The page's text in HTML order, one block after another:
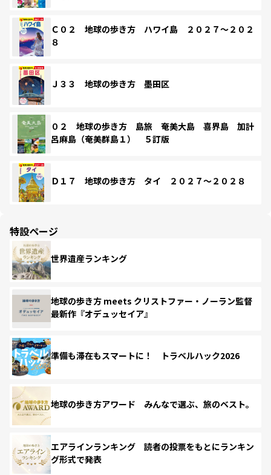
Ｃ０２ 地球の歩き方 ハワイ島 ２０２７～２０２
８
Ｊ３３ 地球の歩き方 墨田区
０２ 地球の歩き方 島旅 奄美大島 喜界島 加計
呂麻島（奄美群島１） ５訂版
Ｄ１７ 地球の歩き方 タイ ２０２７～２０２８
特設ページ
世界遺産ランキング
地球の歩き方 meets クリストファー・ノーラン監督
最新作『オデュッセイア』
準備も滞在もスマートに！ トラベルハック2026
地球の歩き方アワード みんなで選ぶ、旅のベスト。
エアラインランキング 読者の投票をもとにランキン
グ形式で発表